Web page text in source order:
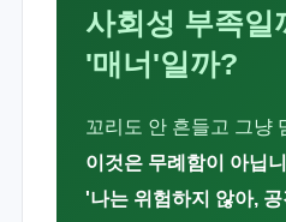
사회성 부족일
'매너'일까?
꼬리도 안 흔들고 그냥
이것은 무례함이 아닙
'나는 위험하지 않아,